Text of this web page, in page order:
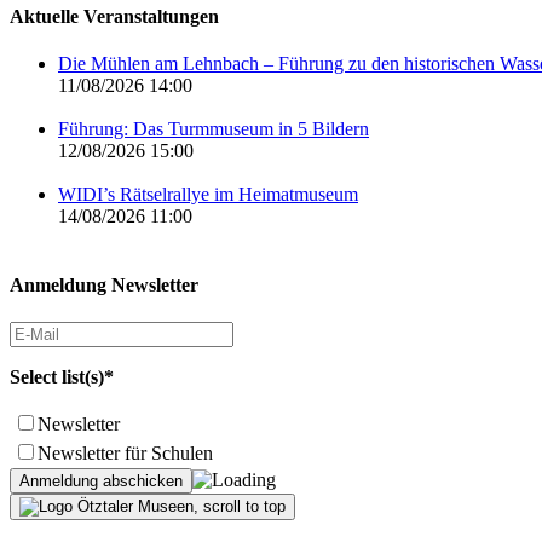
Aktuelle Veranstaltungen
Die Mühlen am Lehnbach – Führung zu den historischen
11/08/2026 14:00
Führung: Das Turmmuseum in 5 Bildern
12/08/2026 15:00
WIDI’s Rätselrallye im Heimatmuseum
14/08/2026 11:00
Anmeldung Newsletter
Select list(s)*
Newsletter
Newsletter für Schulen